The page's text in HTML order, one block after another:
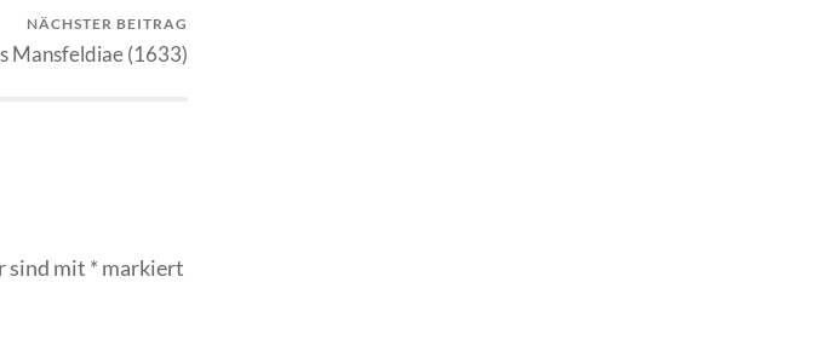
NÄCHSTER BEITRAG
Mansfeldiae (1633)
sind mit * markiert